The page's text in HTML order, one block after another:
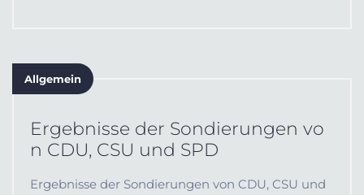
Allgemein
Ergebnisse der Sondierungen vo
n CDU, CSU und SPD
Ergebnisse der Sondierungen von CDU, CSU und